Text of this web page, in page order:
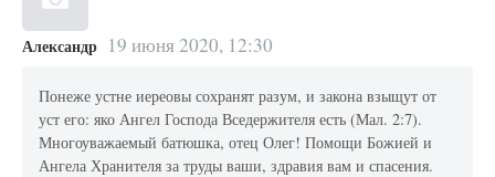
Александр 19 июня 2020, 12:30
Понеже устне иереовы сохранят разум, и закона взыщут от
уст его: яко Ангел Господа Вседержителя есть (Мал. 2:7).
Многоуважаемый батюшка, отец Олег! Помощи Божией и
Ангела Хранителя за труды ваши, здравия вам и спасения.